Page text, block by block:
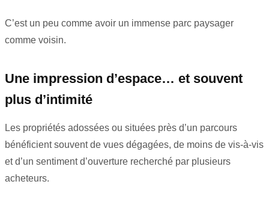
C’est un peu comme avoir un immense parc paysager
comme voisin.
Une impression d’espace… et souvent
plus d’intimité
Les propriétés adossées ou situées près d’un parcours
bénéficient souvent de vues dégagées, de moins de vis-à-vis
et d’un sentiment d’ouverture recherché par plusieurs
acheteurs.